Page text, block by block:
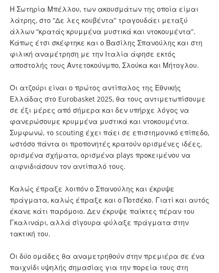
Η Σωτηρία Μπέλλου, των ακουσμάτων της οποία είμαι
λάτρης, στο “Δε λες κουβέντα” τραγουδάει μεταξύ
άλλων “κρατάς κρυμμένα μυστικά και ντοκουμέντα”.
Κάπως έτσι σκέφτηκε και ο Βασίλης Σπανούλης και στη
φιλική αναμέτρηση με την Ιταλία άφησε εκτός
αποστολής τους Αντετοκούνμπο, Σλούκα και Μήτογλου.
Οι ατζούρι είναι ο πρώτος αντίπαλος της Εθνικής
Ελλάδας στο Eurobasket 2025, θα τους αντιμετωπίσουμε
σε έξι μέρες από σήμερα και δεν υπήρχε λόγος να
φανερώσουμε κρυμμένα μυστικά και ντοκουμέντα.
Συμφωνώ, το scouting έχει πάει σε επιστημονικό επίπεδο,
ωστόσο πάντα οι προπονητές κρατούν ορισμένες ιδέες,
ορισμένα σχήματα, ορισμένα plays προκειμένου να
αιφνιδιάσουν τον αντίπαλό τους.
Καλώς έπραξε λοιπόν ο Σπανούλης και έκρυψε
πράγματα, καλώς έπραξε και ο Ποτσέκο. Γιατί και αυτός
έκανε κάτι παρόμοιο. Δεν έκρυψε παίκτες πέραν του
Γκαλινάρι, αλλά σίγουρα φύλαξε πράγματα στην
τακτική του.
Οι δύο ομάδες θα αναμετρηθούν στην πρεμιέρα σε ένα
παιχνίδι υψηλής σημασίας για την πορεία τους στη